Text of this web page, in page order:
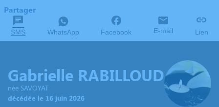
Partager
SMS WhatsApp Facebook E-mail Lien
Gabrielle RABILLOUD
née SAVOYAT
décédée le 16 juin 2026